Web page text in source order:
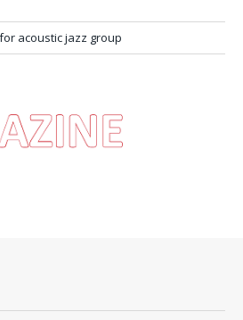
acoustic jazz group